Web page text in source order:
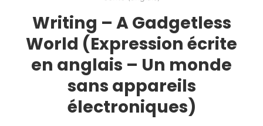
Writing – A Gadgetless
World (Expression écrite
en anglais – Un monde
sans appareils
électroniques)